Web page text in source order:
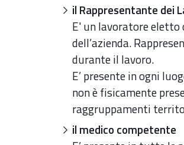
il Rappresentante dei
E' un lavoratore
dell’azienda.
durante il lavoro.
E’ presente in ogni
non è fisicamente
raggruppamenti
il medico competente